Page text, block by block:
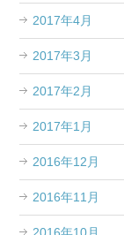
2017年4月
2017年3月
2017年2月
2017年1月
2016年12月
2016年11月